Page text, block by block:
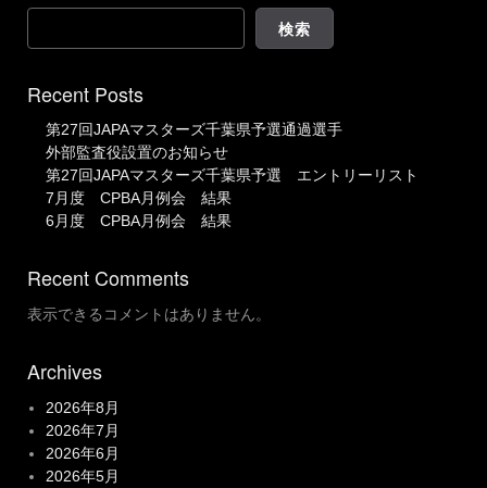
検索
Recent Posts
第27回JAPAマスターズ千葉県予選通過選手
外部監査役設置のお知らせ
第27回JAPAマスターズ千葉県予選 エントリーリスト
7月度 CPBA月例会 結果
6月度 CPBA月例会 結果
Recent Comments
表示できるコメントはありません。
Archives
2026年8月
2026年7月
2026年6月
2026年5月